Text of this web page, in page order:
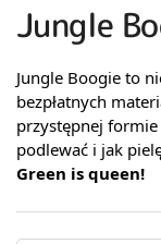
Jungle
Jungle Boogie to
bezpłatnych
przystępnej
podlewać i jak
Green is queen!